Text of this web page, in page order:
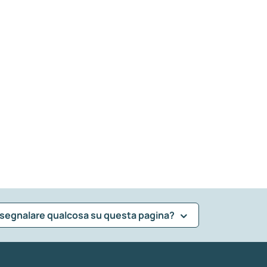
qualcosa su questa pagina?